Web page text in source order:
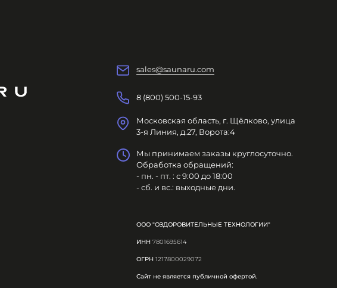
sales@saunaru.com
8 (800) 500-15-93
Московская область, г. Щёлково, улица
3-я Линия, д.27, Ворота:4
Мы принимаем заказы круглосуточно.
Обработка обращений:
- пн. - пт. : с 9:00 до 18:00
- сб. и вс.: выходные дни.
ООО "ОЗДОРОВИТЕЛЬНЫЕ ТЕХНОЛОГИИ"
ИНН 7801695614
ОГРН 1217800029072
Сайт не является публичной офертой.